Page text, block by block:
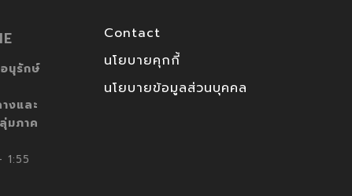
อนุรักษ์
งและ
มภาค
1:55
Contact
นโยบายคุกกี้
นโยบายข้อมูลส่วนบุคคล